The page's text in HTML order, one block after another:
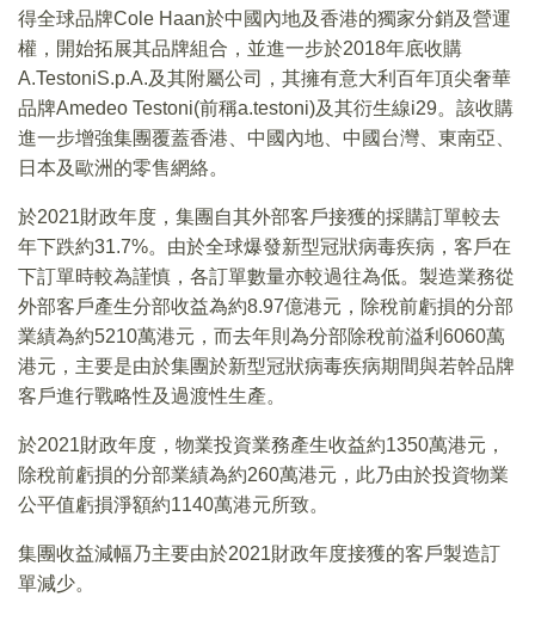
得全球品牌Cole Haan於中國內地及香港的獨家分銷及營運
權，開始拓展其品牌組合，並進一步於2018年底收購
A.TestoniS.p.A.及其附屬公司，其擁有意大利百年頂尖奢華
品牌Amedeo Testoni(前稱a.testoni)及其衍生線i29。該收購
進一步增強集團覆蓋香港、中國內地、中國台灣、東南亞、
日本及歐洲的零售網絡。
於2021財政年度，集團自其外部客戶接獲的採購訂單較去
年下跌約31.7%。由於全球爆發新型冠狀病毒疾病，客戶在
下訂單時較為謹慎，各訂單數量亦較過往為低。製造業務從
外部客戶產生分部收益為約8.97億港元，除稅前虧損的分部
業績為約5210萬港元，而去年則為分部除稅前溢利6060萬
港元，主要是由於集團於新型冠狀病毒疾病期間與若幹品牌
客戶進行戰略性及過渡性生產。
於2021財政年度，物業投資業務產生收益約1350萬港元，
除稅前虧損的分部業績為約260萬港元，此乃由於投資物業
公平值虧損淨額約1140萬港元所致。
集團收益減幅乃主要由於2021財政年度接獲的客戶製造訂
單減少。